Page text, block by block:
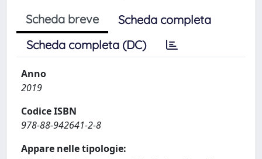
Scheda breve
Scheda completa
Scheda completa (DC)
Anno
2019
Codice ISBN
978-88-942641-2-8
Appare nelle tipologie: